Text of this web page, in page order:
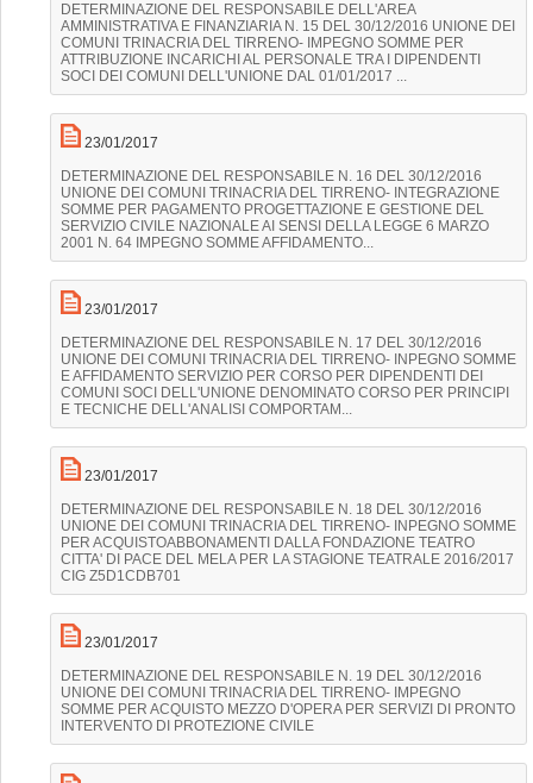
DETERMINAZIONE DEL RESPONSABILE DELL'AREA
AMMINISTRATIVA E FINANZIARIA N. 15 DEL 30/12/2016 UNIONE DEI
COMUNI TRINACRIA DEL TIRRENO- IMPEGNO SOMME PER
ATTRIBUZIONE INCARICHI AL PERSONALE TRA I DIPENDENTI
SOCI DEI COMUNI DELL'UNIONE DAL 01/01/2017 ...
23/01/2017
DETERMINAZIONE DEL RESPONSABILE N. 16 DEL 30/12/2016
UNIONE DEI COMUNI TRINACRIA DEL TIRRENO- INTEGRAZIONE
SOMME PER PAGAMENTO PROGETTAZIONE E GESTIONE DEL
SERVIZIO CIVILE NAZIONALE AI SENSI DELLA LEGGE 6 MARZO
2001 N. 64 IMPEGNO SOMME AFFIDAMENTO...
23/01/2017
DETERMINAZIONE DEL RESPONSABILE N. 17 DEL 30/12/2016
UNIONE DEI COMUNI TRINACRIA DEL TIRRENO- INPEGNO SOMME
E AFFIDAMENTO SERVIZIO PER CORSO PER DIPENDENTI DEI
COMUNI SOCI DELL'UNIONE DENOMINATO CORSO PER PRINCIPI
E TECNICHE DELL'ANALISI COMPORTAM...
23/01/2017
DETERMINAZIONE DEL RESPONSABILE N. 18 DEL 30/12/2016
UNIONE DEI COMUNI TRINACRIA DEL TIRRENO- INPEGNO SOMME
PER ACQUISTOABBONAMENTI DALLA FONDAZIONE TEATRO
CITTA' DI PACE DEL MELA PER LA STAGIONE TEATRALE 2016/2017
CIG Z5D1CDB701
23/01/2017
DETERMINAZIONE DEL RESPONSABILE N. 19 DEL 30/12/2016
UNIONE DEI COMUNI TRINACRIA DEL TIRRENO- IMPEGNO
SOMME PER ACQUISTO MEZZO D'OPERA PER SERVIZI DI PRONTO
INTERVENTO DI PROTEZIONE CIVILE